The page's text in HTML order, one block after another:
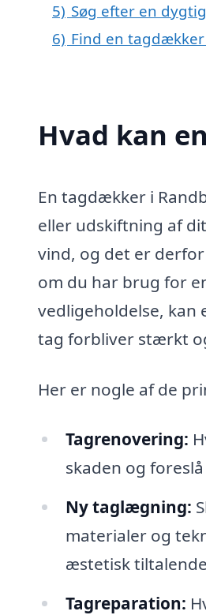
5) Søg efter en
6) Find en
Hvad kan
En tagdækker i
eller udskiftning af
vind, og det er
om du har brug for
vedligeholdelse,
tag forbliver stærkt
Her er nogle af de
Tagrenovering:
skaden og
Ny taglægning:
materialer og
æstetisk
Tagreparation: